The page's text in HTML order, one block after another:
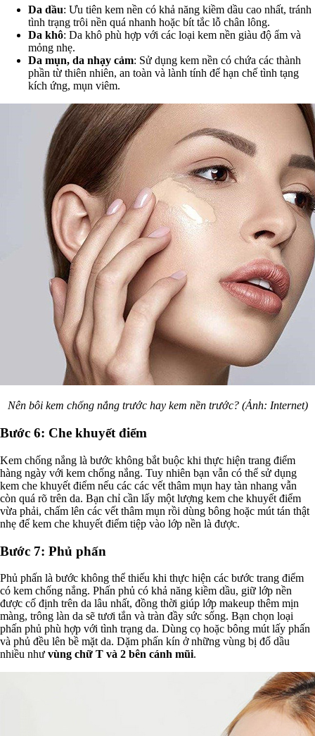
Da dầu: Ưu tiên kem nền có khả năng kiềm dầu cao nhất, tránh
tình trạng trôi nền quá nhanh hoặc bít tắc lỗ chân lông.
Da khô: Da khô phù hợp với các loại kem nền giàu độ ẩm và
mỏng nhẹ.
Da mụn, da nhạy cảm: Sử dụng kem nền có chứa các thành
phần từ thiên nhiên, an toàn và lành tính để hạn chế tình tạng
kích ứng, mụn viêm.
Nên bôi kem chống nắng trước hay kem nền trước? (Ảnh: Internet)
Bước 6: Che khuyết điểm
Kem chống nắng là bước không bắt buộc khi thực hiện trang điểm
hàng ngày với kem chống nắng. Tuy nhiên bạn vẫn có thể sử dụng
kem che khuyết điểm nếu các các vết thâm mụn hay tàn nhang vẫn
còn quá rõ trên da. Bạn chỉ cần lấy một lượng kem che khuyết điểm
vừa phải, chấm lên các vết thâm mụn rồi dùng bông hoặc mút tán thật
nhẹ để kem che khuyết điểm tiệp vào lớp nền là được.
Bước 7: Phủ phấn
Phủ phấn là bước không thể thiếu khi thực hiện các bước trang điểm
có kem chống nắng. Phấn phủ có khả năng kiềm dầu, giữ lớp nền
được cố định trên da lâu nhất, đồng thời giúp lớp makeup thêm mịn
màng, trông làn da sẽ tươi tắn và tràn đầy sức sống. Bạn chọn loại
phấn phủ phù hợp với tình trạng da. Dùng cọ hoặc bông mút lấy phấn
và phủ đều lên bề mặt da. Dặm phấn kín ở những vùng bị đổ dầu
nhiều như vùng chữ T và 2 bên cánh mũi.